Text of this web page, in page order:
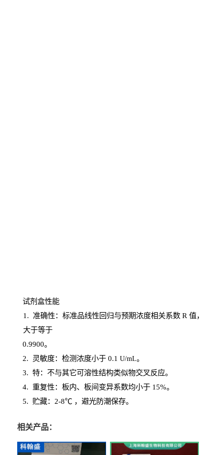
试剂盒性能
1 . 准确性：标准品线性回归与预期浓度相关系数 R 值，
大于等于
0.9900。
2. 灵敏度：检测浓度小于0.1 U/mL。
3. 特：不与其它可溶性结构类似物交叉反应。
4. 重复性：板内、板间变异系数均小于15%。
5. 贮藏：2-8℃ ，避光防潮保存。
相关产品：